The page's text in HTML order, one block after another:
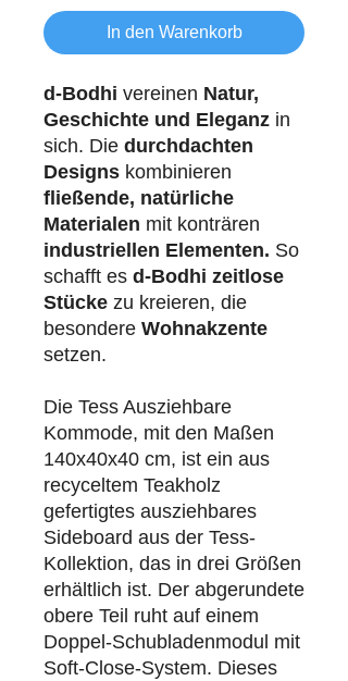
In den Warenkorb
d-Bodhi vereinen Natur,
Geschichte und Eleganz in
sich. Die durchdachten
Designs kombinieren
fließende, natürliche
Materialen mit konträren
industriellen Elementen. So
schafft es d-Bodhi zeitlose
Stücke zu kreieren, die
besondere Wohnakzente
setzen.
Die Tess Ausziehbare
Kommode, mit den Maßen
140x40x40 cm, ist ein aus
recyceltem Teakholz
gefertigtes ausziehbares
Sideboard aus der Tess-
Kollektion, das in drei Größen
erhältlich ist. Der abgerundete
obere Teil ruht auf einem
Doppel-Schubladenmodul mit
Soft-Close-System. Dieses